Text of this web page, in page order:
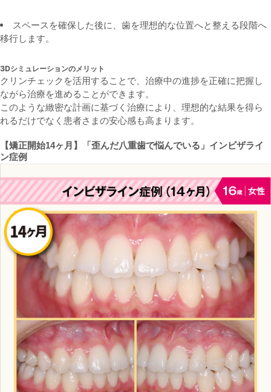
スペースを確保した後に、歯を理想的な位置へと整える段階へ
移行します。
3Dシミュレーションのメリット
クリンチェックを活用することで、治療中の進捗を正確に把握し
ながら治療を進めることができます。
このような緻密な計画に基づく治療により、理想的な結果を得ら
れるだけでなく患者さまの安心感も高まります。
【矯正開始14ヶ月】「歪んだ八重歯で悩んでいる」 インビザライ
ン症例